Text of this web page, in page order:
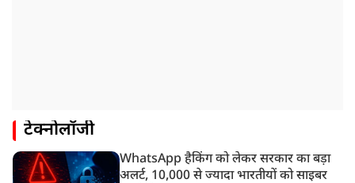
टेक्नोलॉजी
WhatsApp हैकिंग को लेकर सरकार का बड़ा
अलर्ट, 10,000 से ज्यादा भारतीयों को साइबर